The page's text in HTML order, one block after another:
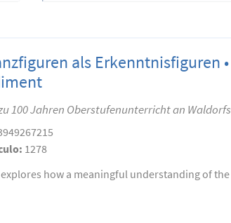
als Erkenntnisfiguren
100 Jahren Oberstufenunterricht an
1278
explores how a meaningful understanding of